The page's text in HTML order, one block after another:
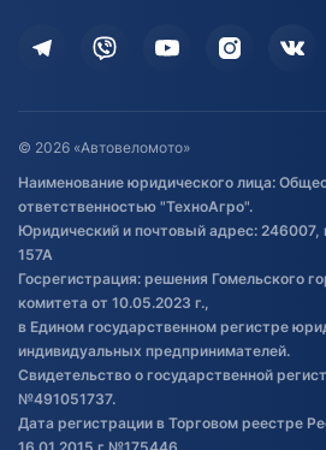
Дополнительные услуги
Оставить отзыв
Договор публичной оферты
Обработка файлов cookie
Постановка транспорта на учет
Обновления в ЭПТС 2024
© 2026 «Автовеломото»
Наименование юридического лица:
ответственностью "ТехноАгро".
Юридический и почтовый адрес: 246007,
157А
Госрегистрация: решения Гомельского
комитета от 10.05.2023 г.,
в Едином государственном регистре
индивидуальных предпринимателей.
Свидетельство о государственной
№491051737.
Дата регистрации в Торговом реестре